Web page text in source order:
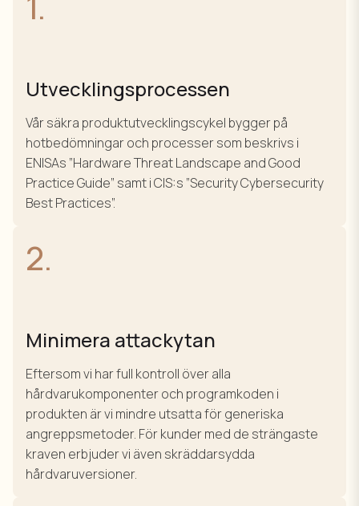
Utvecklingsprocessen
Vår säkra produktutvecklingscykel bygger på
hotbedömningar och processer som beskrivs i
ENISAs ”Hardware Threat Landscape and Good
Practice Guide” samt i CIS:s ”Security Cybersecurity
Best Practices”.
2.
Minimera attackytan
Eftersom vi har full kontroll över alla
hårdvarukomponenter och programkoden i
produkten är vi mindre utsatta för generiska
angreppsmetoder. För kunder med de strängaste
kraven erbjuder vi även skräddarsydda
hårdvaruversioner.